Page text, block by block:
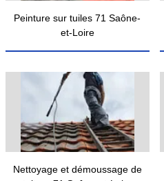
Peinture sur tuiles 71 Saône-
et-Loire
Nettoyage et démoussage de